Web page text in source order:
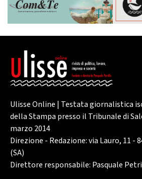
Ulisse Online | Testata giornalistica
della Stampa presso il Tribunale di
marzo 2014
Direzione - Redazione: via Lauro, 11 -
(SA)
Direttore responsabile: Pasquale